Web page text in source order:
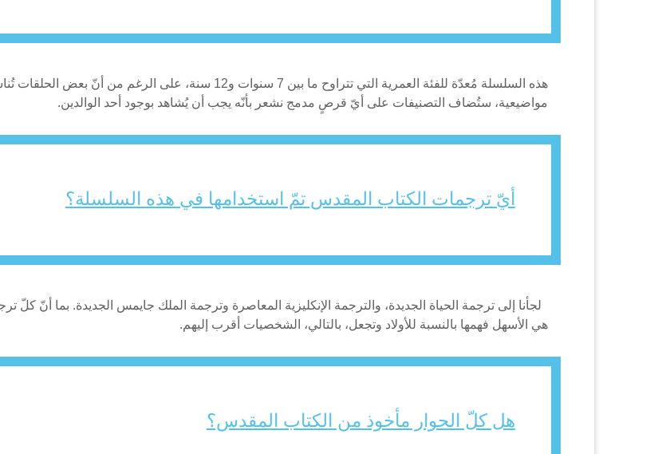
هذه السلسلة مُعدّة للفئة العمرية التي تتراوح ما بين 7 سنوات و12
مواضيعية، ستُضاف التصنيفات على أيّ قرصٍ مدمج نشعر بأنّه يجب أن يُشاهد بوجود أحد الوالدين.
أيّ ترجمات الكتاب المقدس تمّ استخدامها في هذه السلسلة؟
لجأنا إلى ترجمة الحياة الجديدة، والترجمة الإنكليزية المعاصرة وترجمة الملك جايمس الجديدة. بما أنّ كلّ
هي الأسهل فهمها بالنسبة للأولاد وتجعل، بالتالي، الشخصيات أقرب إليهم.
هل كلّ الحوار مأخوذ من الكتاب المقدس؟